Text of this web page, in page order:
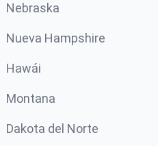
Nebraska
Nueva Hampshire
Hawái
Montana
Dakota del Norte